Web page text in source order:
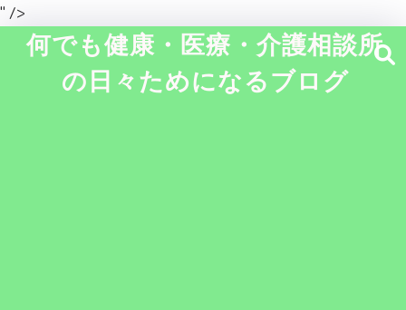
" />
何でも健康・医療・介護相談所
の日々ためになるブログ